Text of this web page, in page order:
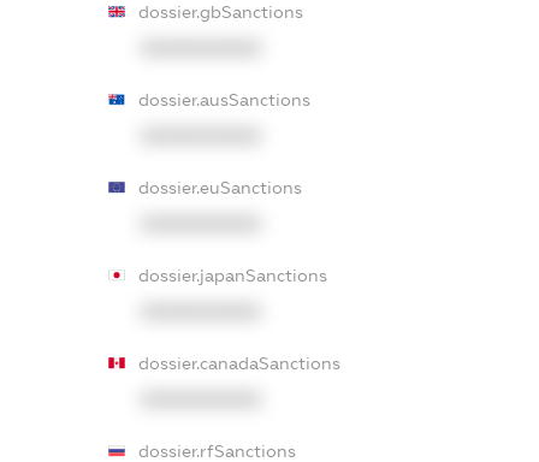
dossier.gbSanctions
dossier.ausSanctions
dossier.euSanctions
dossier.japanSanctions
dossier.canadaSanctions
dossier.rfSanctions